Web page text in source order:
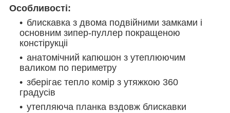
Особливості:
блискавка з двома подвійними замками і
основним зипер-пуллер покращеною
констірукціі
анатомічний капюшон з утеплюючим
валиком по периметру
зберігає тепло комір з утяжкою 360
градусів
утепляюча планка вздовж блискавки